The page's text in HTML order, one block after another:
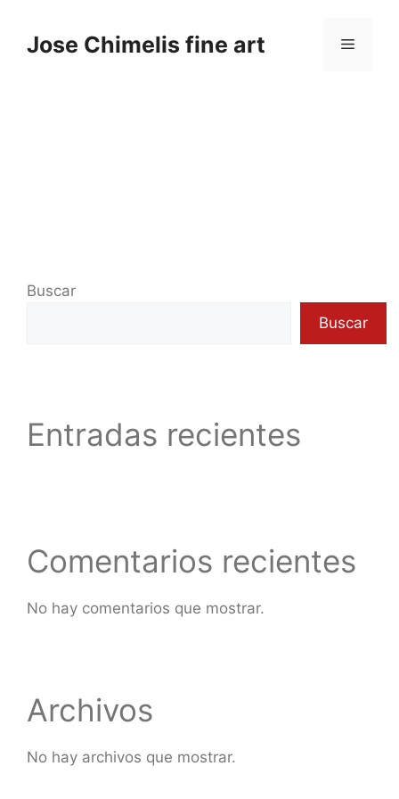
contenido
Jose Chimelis fine art Menú
Buscar
Buscar
Entradas recientes
Comentarios recientes
No hay comentarios que mostrar.
Archivos
No hay archivos que mostrar.